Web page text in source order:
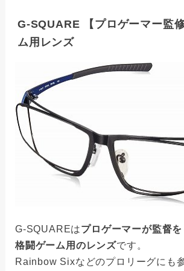
G-SQUARE 【プロゲーマー監
ム用レンズ
G-SQUAREはプロゲーマーが監督
格闘ゲーム用のレンズです。
Rainbow Sixなどのプロリーグにも